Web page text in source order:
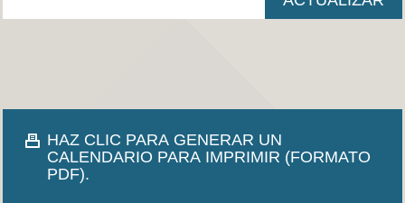
HAZ CLIC PARA GENERAR UN
CALENDARIO PARA IMPRIMIR (FORMATO
PDF).